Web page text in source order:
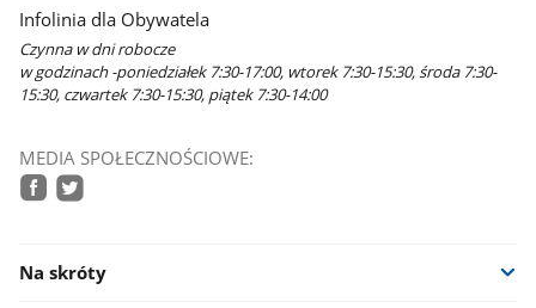
Infolinia dla Obywatela
Czynna w dni robocze
w godzinach -poniedziałek 7:30-17:00, wtorek 7:30-15:30, środa 7:30-
15:30, czwartek 7:30-15:30, piątek 7:30-14:00
MEDIA SPOŁECZNOŚCIOWE:
Na skróty